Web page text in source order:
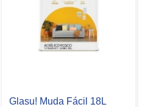
Glasu! Muda Fácil 18L